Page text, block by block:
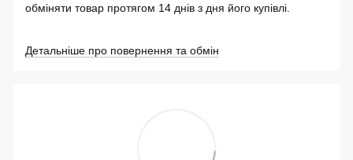
обміняти товар протягом 14 днів з дня його купівлі.
Детальніше про повернення та обмін